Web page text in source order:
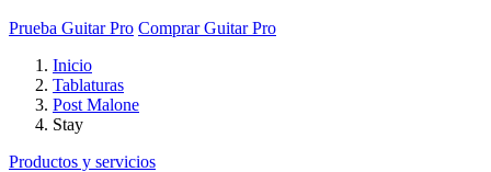
Prueba Guitar Pro Comprar Guitar Pro
Inicio
Tablaturas
Post Malone
Stay
Productos y servicios